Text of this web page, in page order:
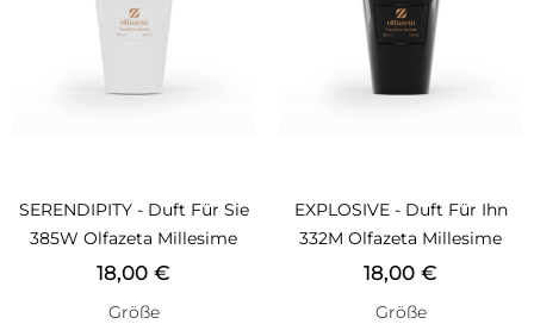
SERENDIPITY - Duft Für Sie
385W Olfazeta Millesime
Preis
18,00 €
Größe
EXPLOSIVE - Duft Für Ihn
332M Olfazeta Millesime
Preis
18,00 €
Größe